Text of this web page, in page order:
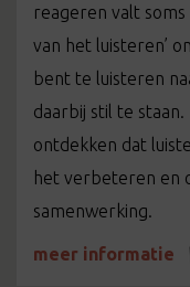
reageren valt soms
van het luisteren’
bent te luisteren
daarbij stil te
ontdekken dat
het verbeteren en
samenwerking.
meer informatie